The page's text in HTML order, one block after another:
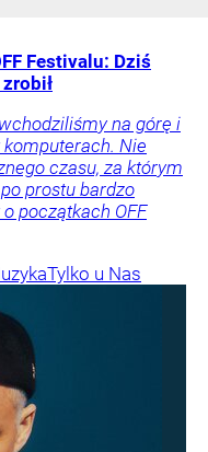
Festivalu: Dziś
na górę i
Nie
czasu, za którym
prostu bardzo
początkach OFF
Tylko u Nas